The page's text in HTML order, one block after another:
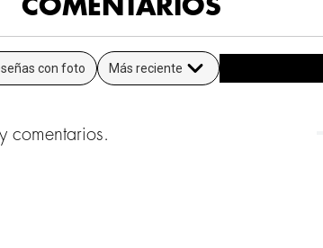
COMENTARIOS
con foto Más reciente
comentarios.